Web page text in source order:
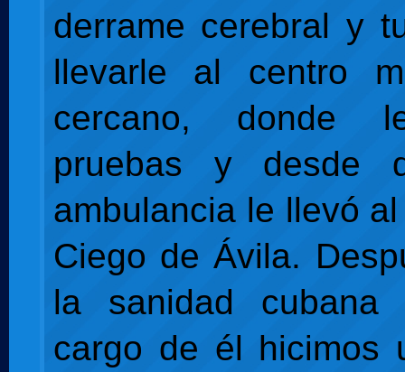
derrame cerebral y
llevarle al centro
cercano, donde
pruebas y desde
ambulancia le llevó
Ciego de Ávila.
la sanidad cubana
cargo de él hicimos